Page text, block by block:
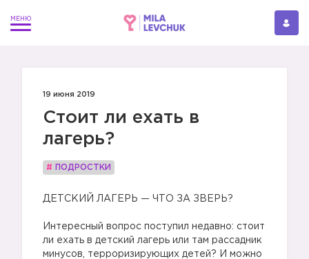
19 июня 2019
Стоит ли ехать в
лагерь?
# ПОДРОСТКИ
ДЕТСКИЙ ЛАГЕРЬ — ЧТО ЗА ЗВЕРЬ?
Интересный вопрос поступил недавно: стоит
ли ехать в детский лагерь или там рассадник
минусов, терроризирующих детей? И можно